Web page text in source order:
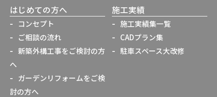
はじめての方へ
コンセプト
ご相談の流れ
新築外構工事をご検討の方
へ
ガーデンリフォームをご検
討の方へ
施工実績
施工実績集一覧
CADプラン集
駐車スペース大改修